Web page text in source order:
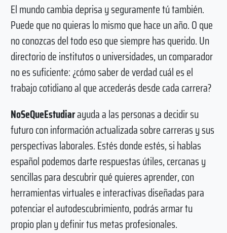
El mundo cambia deprisa y seguramente tú también.
Puede que no quieras lo mismo que hace un año. O que
no conozcas del todo eso que siempre has querido. Un
directorio de institutos o universidades, un comparador
no es suficiente: ¿cómo saber de verdad cuál es el
trabajo cotidiano al que accederás desde cada carrera?
NoSeQueEstudiarayuda a las personas a decidir su
futuro con información actualizada sobre carreras y sus
perspectivas laborales. Estés donde estés, si hablas
español podemos darte respuestas útiles, cercanas y
sencillas para descubrir qué quieres aprender, con
herramientas virtuales e interactivas diseñadas para
potenciar el autodescubrimiento, podrás armar tu
propio plan y definir tus metas profesionales.